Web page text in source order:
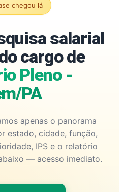
chegou lá
salarial
cargo de
Pleno -
PA
apenas o panorama
estado, cidade, função,
IPS e o relatório
— acesso imediato.